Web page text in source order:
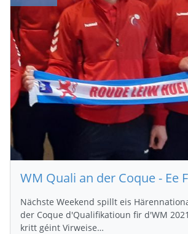
Nächste Weekend spillt eis
der Coque d'Qualifikatioun fir d'WM
kritt géint Virweise…